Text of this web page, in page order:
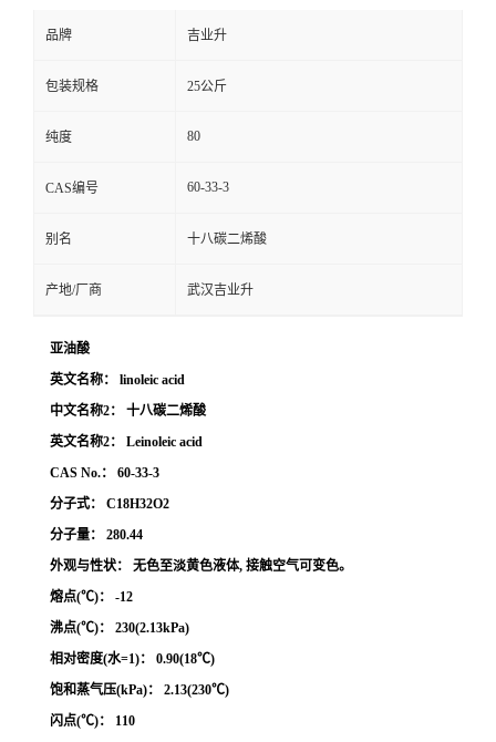
品牌 吉业升
包装规格 25公斤
纯度 80
CAS编号 60-33-3
别名 十八碳二烯酸
产地/厂商 武汉吉业升
亚油酸
英文名称： linoleic acid
中文名称2： 十八碳二烯酸
英文名称2： Leinoleic acid
CAS No.： 60-33-3
分子式： C18H32O2
分子量： 280.44
外观与性状： 无色至淡黄色液体, 接触空气可变色。
熔点(℃)： -12
沸点(℃)： 230(2.13kPa)
相对密度(水=1)： 0.90(18℃)
饱和蒸气压(kPa)： 2.13(230℃)
闪点(℃)： 110